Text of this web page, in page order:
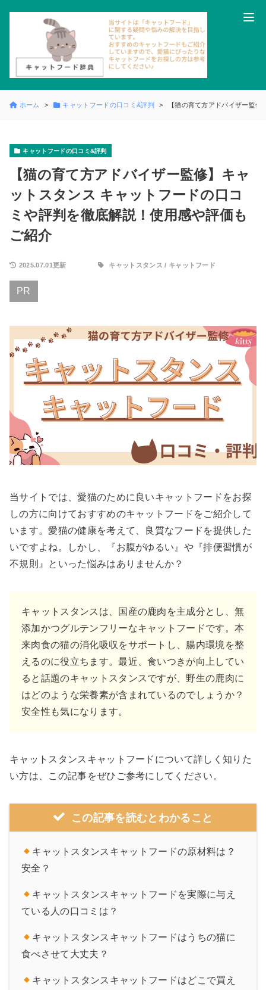
ホーム キャットフードの口コミ&評判 【猫の育て方アドバイザー監
キャットフードの口コミ&評判
【猫の育て方アドバイザー監修】キャ
ットスタンス キャットフードの口コ
ミや評判を徹底解説！使用感や評価も
ご紹介
2025.07.01更新 キャットスタンス / キャットフード
PR
当サイトでは、愛猫のために良いキャットフードをお探
しの方に向けておすすめのキャットフードをご紹介して
います。愛猫の健康を考えて、良質なフードを提供した
いですよね。しかし、『お腹がゆるい』や『排便習慣が
不規則』といった悩みはありませんか？
キャットスタンスは、国産の鹿肉を主成分とし、無
添加かつグルテンフリーなキャットフードです。本
来肉食の猫の消化吸収をサポートし、腸内環境を整
えるのに役立ちます。最近、食いつきが向上してい
ると話題のキャットスタンスですが、野生の鹿肉に
はどのような栄養素が含まれているのでしょうか？
安全性も気になります。
キャットスタンスキャットフードについて詳しく知りた
い方は、この記事をぜひご参考にしてください。
この記事を読むとわかること
キャットスタンスキャットフードの原材料は？
安全？
キャットスタンスキャットフードを実際に与え
ている人の口コミは？
キャットスタンスキャットフードはうちの猫に
食べさせて大丈夫？
キャットスタンスキャットフードはどこで買え